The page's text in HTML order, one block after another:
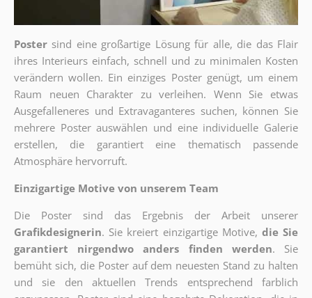
Poster sind eine großartige Lösung für alle, die das Flair
ihres Interieurs einfach, schnell und zu minimalen Kosten
verändern wollen. Ein einziges Poster genügt, um einem
Raum neuen Charakter zu verleihen. Wenn Sie etwas
Ausgefalleneres und Extravaganteres suchen, können Sie
mehrere Poster auswählen und eine individuelle Galerie
erstellen, die garantiert eine thematisch passende
Atmosphäre hervorruft.
Einzigartige Motive von unserem Team
Die Poster sind das Ergebnis der Arbeit unserer
Grafikdesignerin. Sie kreiert einzigartige Motive, die Sie
garantiert nirgendwo anders finden werden. Sie
bemüht sich, die Poster auf dem neuesten Stand zu halten
und sie den aktuellen Trends entsprechend farblich